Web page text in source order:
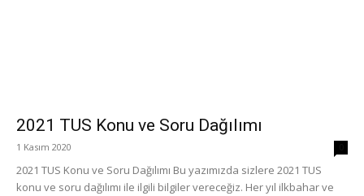
2021 TUS Konu ve Soru Dağılımı
1 Kasım 2020
2021 TUS Konu ve Soru Dağılımı Bu yazımızda sizlere 2021 TUS
konu ve soru dağılımı ile ilgili bilgiler vereceğiz. Her yıl ilkbahar ve